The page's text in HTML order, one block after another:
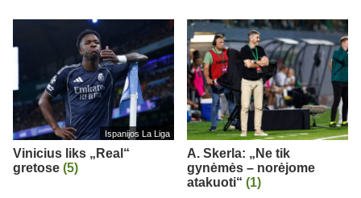
Ispanijos La Liga
Vinicius liks „Real“
gretose (5)
A. Skerla: „Ne tik
gynėmės – norėjome
atakuoti“ (1)